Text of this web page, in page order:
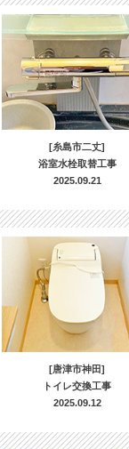
[糸島市二丈]
浴室水栓取替工事
2025.09.21
[唐津市神田]
トイレ交換工事
2025.09.12